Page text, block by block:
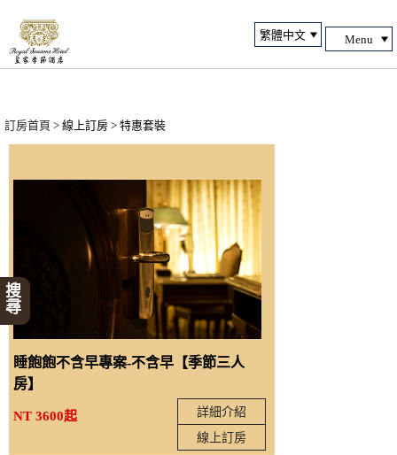
Menu
訂房首頁 > 線上訂房 > 特惠套裝
搜尋
睡飽飽不含早專案-不含早【季節三人
房】
NT 3600起
詳細介紹
線上訂房